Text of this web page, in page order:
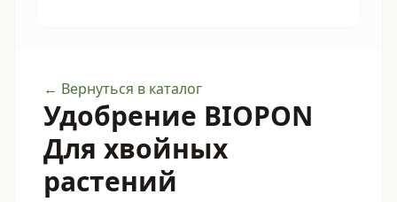
← Вернуться в каталог
Удобрение BIOPON
Для хвойных
растений